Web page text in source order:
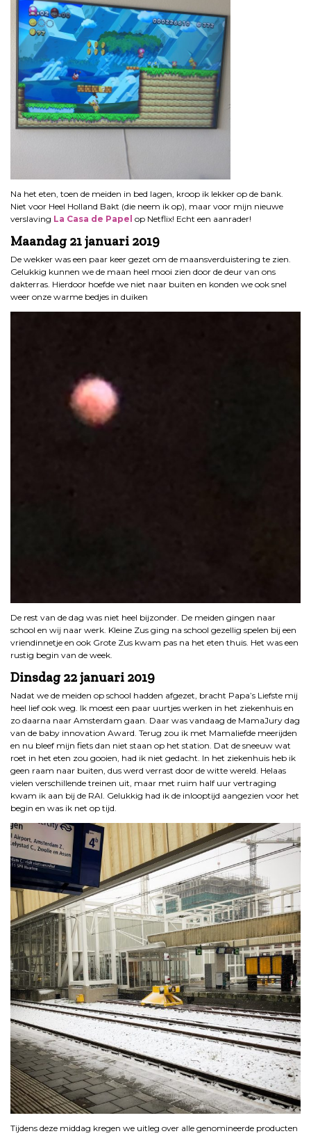
Na het eten, toen de meiden in bed lagen, kroop ik lekker op de bank.
Niet voor Heel Holland Bakt (die neem ik op), maar voor mijn nieuwe
verslaving La Casa de Papel op Netflix! Echt een aanrader!
Maandag 21 januari 2019
De wekker was een paar keer gezet om de maansverduistering te zien.
Gelukkig kunnen we de maan heel mooi zien door de deur van ons
dakterras. Hierdoor hoefde we niet naar buiten en konden we ook snel
weer onze warme bedjes in duiken
De rest van de dag was niet heel bijzonder. De meiden gingen naar
school en wij naar werk. Kleine Zus ging na school gezellig spelen bij een
vriendinnetje en ook Grote Zus kwam pas na het eten thuis. Het was een
rustig begin van de week.
Dinsdag 22 januari 2019
Nadat we de meiden op school hadden afgezet, bracht Papa’s Liefste mij
heel lief ook weg. Ik moest een paar uurtjes werken in het ziekenhuis en
zo daarna naar Amsterdam gaan. Daar was vandaag de MamaJury dag
van de baby innovation Award. Terug zou ik met Mamaliefde meerijden
en nu bleef mijn fiets dan niet staan op het station. Dat de sneeuw wat
roet in het eten zou gooien, had ik niet gedacht. In het ziekenhuis heb ik
geen raam naar buiten, dus werd verrast door de witte wereld. Helaas
vielen verschillende treinen uit, maar met ruim half uur vertraging
kwam ik aan bij de RAI. Gelukkig had ik de inlooptijd aangezien voor het
begin en was ik net op tijd.
Tijdens deze middag kregen we uitleg over alle genomineerde producten